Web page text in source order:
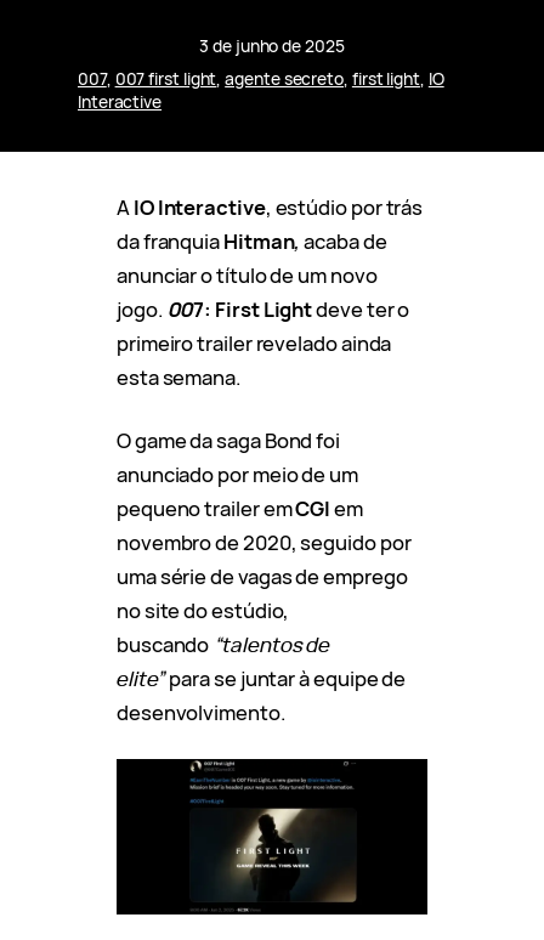
3 de junho de 2025
007, 007 first light, agente secreto, first light, IO
Interactive
AIO Interactive, estúdio por trás
da franquiaHitman,acaba de
anunciar o título de um novo
jogo. 007: First Lightdeve ter o
primeiro trailer revelado ainda
esta semana.
O game da saga Bond foi
anunciado por meio de um
pequeno trailer emCGIem
novembro de 2020, seguido por
uma série de vagas de emprego
no site do estúdio,
buscando “talentos de
elite”para se juntar à equipe de
desenvolvimento.